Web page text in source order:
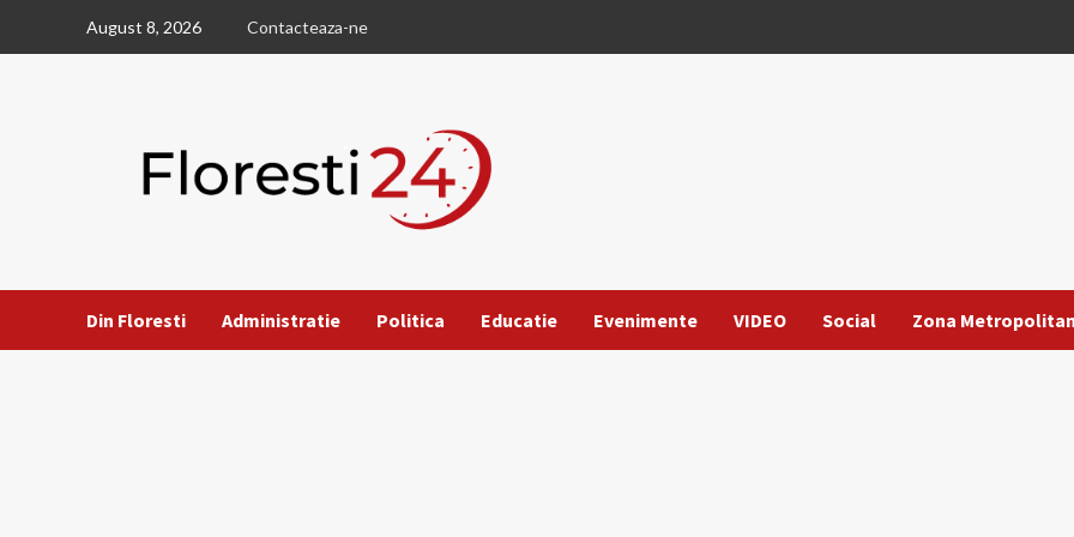
August 8, 2026 Contacteaza-ne
Din Floresti Administratie Politica Educatie Evenimente VIDEO Social Zona